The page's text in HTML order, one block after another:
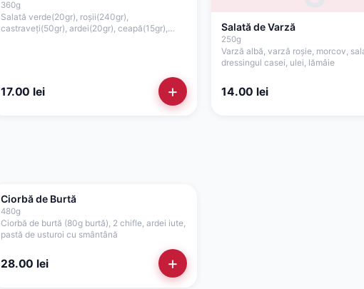
360g
Salată verde(20gr), roșii(240gr),
castraveți(50gr), ardei(20gr), ceapă(15gr),
17.00 lei +
Salată de Varză
250g
Varză albă, varză roșie, morcov,
dressingul casei, ulei, lămâie
14.00 lei
Ciorbă de Burtă
480g
Ciorbă de burtă (80g burtă), 2 chifle, ardei iute,
pastă de usturoi cu smântână
28.00 lei +